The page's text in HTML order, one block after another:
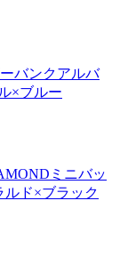
バンクアルバ
×ブルー
ミニバッ
ルド×ブラック